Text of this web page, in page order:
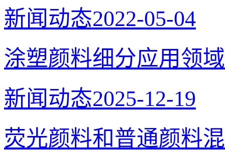
新闻动态2022-05-04
涂塑颜料细分应用领域
新闻动态2025-12-19
荧光颜料和普通颜料